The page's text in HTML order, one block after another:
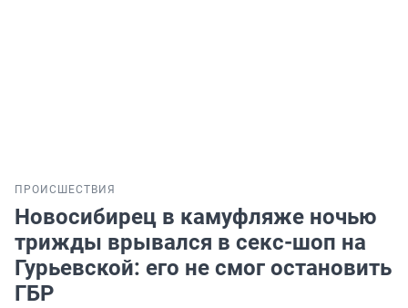
ПРОИСШЕСТВИЯ
Новосибирец в камуфляже ночью
трижды врывался в секс-шоп на
Гурьевской: его не смог остановить
ГБР